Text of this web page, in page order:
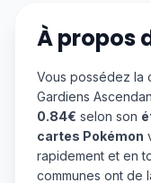
À propos
Vous possédez la
Gardiens
0.84€ selon son
cartes Pokémon
rapidement et en
communes ont de